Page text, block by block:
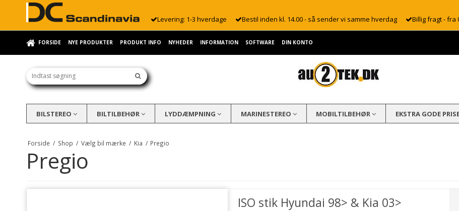
Levering: 1-3 hverdage Bestil inden kl. 14.00 - så sender vi samme hverdag Billig fragt - fra
FORSIDE NYE PRODUKTER PRODUKT INFO NYHEDER INFORMATION SOFTWARE DIN KONTO
BILSTEREO BILTILBEHØR LYDDÆMPNING MARINESTEREO MOBILTILBEHØR EKSTRA GODE
Forside / Shop / Vælg bil mærke / Kia / Pregio
Pregio
ISO stik Hyundai 98> & Kia 03>